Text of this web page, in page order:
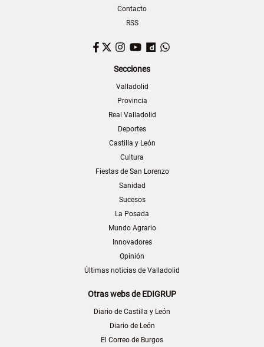
Contacto
RSS
Facebook
TwitterInstagram
YouTubeDailymotion
Secciones
Valladolid
Provincia
Real Valladolid
Deportes
Castilla y León
Cultura
Fiestas de San Lorenzo
Sanidad
Sucesos
La Posada
Mundo Agrario
Innovadores
Opinión
Últimas noticias de Valladolid
Otras webs de EDIGRUP
Diario de Castilla y León
Diario de León
El Correo de Burgos